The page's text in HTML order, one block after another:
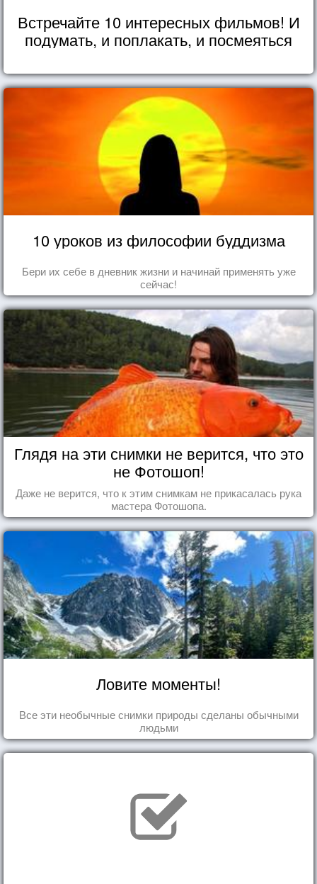
Встречайте 10 интересных фильмов! И
подумать, и поплакать, и посмеяться
10 уроков из философии буддизма
Бери их себе в дневник жизни и начинай применять уже
сейчас!
Глядя на эти снимки не верится, что это
не Фотошоп!
Даже не верится, что к этим снимкам не прикасалась рука
мастера Фотошопа.
Ловите моменты!
Все эти необычные снимки природы сделаны обычными
людьми